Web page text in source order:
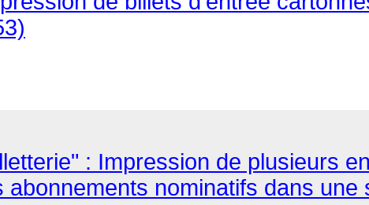
: Impression de plusieurs
abonnements nominatifs dans une